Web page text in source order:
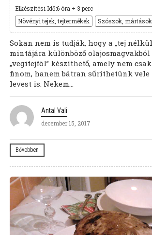
Elkészítési Idő:6 óra + 3 perc
Növényi tejek, tejtermékek
Szószok,
Sokan nem is tudják, hogy a „tej
mintájára különböző
„vegitejföl” készíthető, amely nem
finom, hanem bátran sűríthetünk vele
levest is. Nekem...
Antal Vali
december 15, 2017
Bővebben